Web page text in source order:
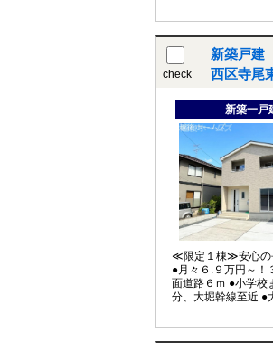
２）越後ホームズは
に強い」会社です
（新規物件、値引き
提供します ４）お
キャンペーン実施中 ■自動洗浄機能
付きの外壁サイディ
い「耐震等級３」の
三者機関検査によ
価」W取得 ■「ベタ
良工事」実施 ■安心
証（最大３５年まで
無休のアフターサ
ンター設置 ■浴室乾
右されずお洗濯が可能 【教育
井東小学校 徒歩１
学校 徒歩５分
check
新築戸
西区寺尾
新築一戸
≪限定１棟≫安心の
●月々６.９万円～！
面道路６ｍ ●小学校
分、大堀幹線至近 ●